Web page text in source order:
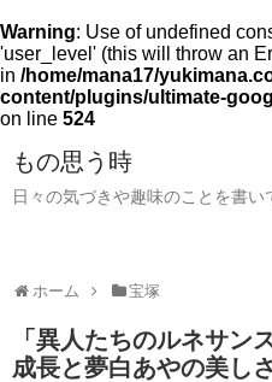
Warning: Use of undefined
'user_level' (this will throw an
in /home/mana17/
content/plugins/ultimate-
on line 524
もの思う時
日々の気づきや趣味のことを書い
ホーム 宝塚
「異人たちのルネサ
成長と夢白あやの美しさ